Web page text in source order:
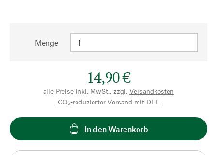
Menge
14,90 €
alle Preise inkl. MwSt., zzgl. Versandkosten
CO₂-reduzierter Versand mit DHL
In den Warenkorb